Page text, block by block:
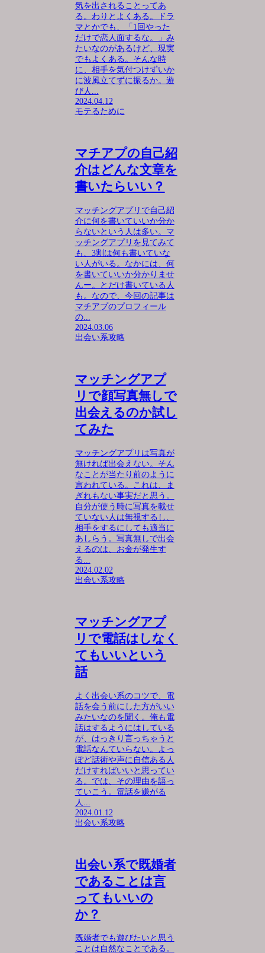
気を出されることってあ
る。わりとよくある。ドラ
マとかでも、「1回やった
だけで恋人面するな。」み
たいなのがあるけど、現実
でもよくある。そんな時
に、相手を気付つけずいか
に波風立てずに振るか。遊
び人...
2024.04.12
モテるために
マチアプの自己紹
介はどんな文章を
書いたらいい？
マッチングアプリで自己紹
介に何を書いていいか分か
らないという人は多い。マ
ッチングアプリを見てみて
も、3割は何も書いていな
い人がいる。なかには、何
を書いていいか分かりませ
んー。とだけ書いている人
も。なので、今回の記事は
マチアプのプロフィール
の...
2024.03.06
出会い系攻略
マッチングアプ
リで顔写真無しで
出会えるのか試し
てみた
マッチングアプリは写真が
無ければ出会えない。そん
なことが当たり前のように
言われている。これは、ま
ぎれもない事実だと思う。
自分が使う時に写真を載せ
ていない人は無視するし、
相手をするにしても適当に
あしらう。写真無しで出会
えるのは、お金が発生す
る...
2024.02.02
出会い系攻略
マッチングアプ
リで電話はしなく
てもいいという
話
よく出会い系のコツで、電
話を会う前にした方がいい
みたいなのを聞く。俺も電
話はするようにはしている
が、はっきり言っちゃうと
電話なんていらない。よっ
ぽど話術や声に自信ある人
だけすればいいと思ってい
る。では、その理由を語っ
ていこう。電話を嫌がる
人...
2024.01.12
出会い系攻略
出会い系で既婚者
であることは言
ってもいいの
か？
既婚者でも遊びたいと思う
ことは自然なことである。